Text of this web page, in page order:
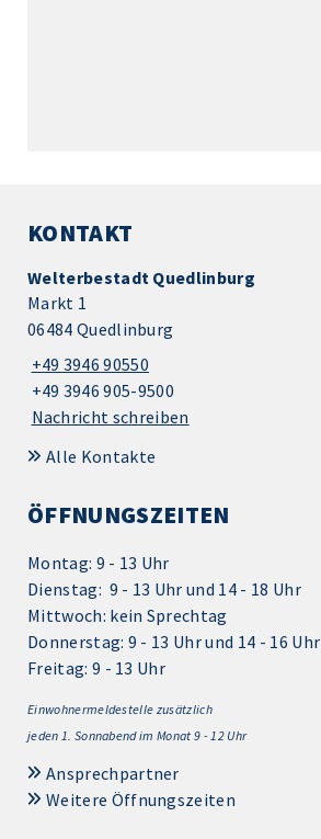
KONTAKT
Welterbestadt Quedlinburg
Markt 1
06484 Quedlinburg
+49 3946 90550
+49 3946 905-9500
Nachricht schreiben
Alle Kontakte
ÖFFNUNGSZEITEN
Montag: 9 - 13 Uhr
Dienstag: 9 - 13 Uhr und 14 - 18 Uhr
Mittwoch: kein Sprechtag
Donnerstag: 9 - 13 Uhr und 14 - 16 Uhr
Freitag: 9 - 13 Uhr
Einwohnermeldestelle zusätzlich
jeden 1. Sonnabend im Monat 9 - 12 Uhr
Ansprechpartner
Weitere Öffnungszeiten